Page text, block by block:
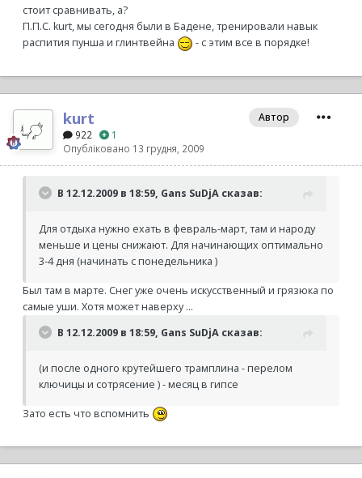
стоит сравнивать, а?
П.П.С. kurt, мы сегодня были в Бадене, тренировали навык
распития пунша и глинтвейна
- с этим все в порядке!
kurt
922
1
Опубліковано 13 грудня, 2009
Автор
В 12.12.2009 в 18:59, Gans SuDjA сказав:
Для отдыха нужно ехать в февраль-март, там и народу
меньше и цены снижают. Для начинающих оптимально
3-4 дня (начинать с понедельника )
Был там в марте. Снег уже очень искусственный и грязюка по
самые уши. Хотя может наверху ...
В 12.12.2009 в 18:59, Gans SuDjA сказав:
(и после одного крутейшего трамплина - перелом
ключицы и сотрясение ) - месяц в гипсе
Зато есть что вспомнить